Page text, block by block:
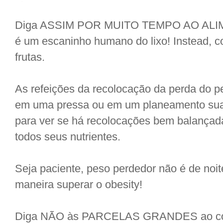
Diga ASSIM POR MUITO TEMPO AO
é um escaninho humano do lixo! Instead,
frutas.
As refeições da recolocação da perda do
em uma pressa ou em um planeamento
para ver se há recolocações bem
todos seus nutrientes.
Seja paciente, peso perdedor não é de
maneira superar o obesity!
Diga NÃO às PARCELAS GRANDES ao